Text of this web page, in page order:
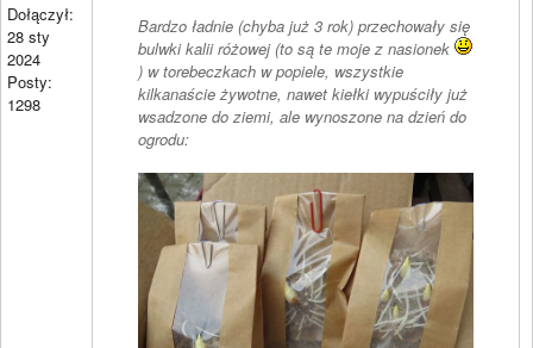
Dołączył:
28 sty
2024
Posty:
1298
Bardzo ładnie (chyba już 3 rok) przechowały się
bulwki kalii różowej (to są te moje z nasionek
) w torebeczkach w popiele, wszystkie
kilkanaście żywotne, nawet kiełki wypuściły już
wsadzone do ziemi, ale wynoszone na dzień do
ogrodu: